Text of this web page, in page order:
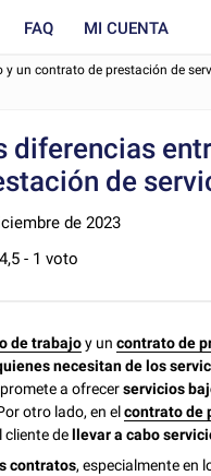
FAQ MI CUENTA
un contrato de prestación de
diferencias
de
de 2023
4,5 - 1 voto
de trabajoy uncontrato de
necesitan de los
a ofrecerservicios
otro lado, en elcontrato de
cliente de llevar a cabo
contratos, especialmente en